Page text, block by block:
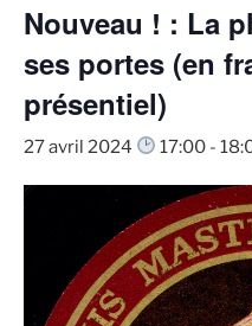
Nouveau ! : La
ses portes (en
présentiel)
27 avril 2024 17:00 -